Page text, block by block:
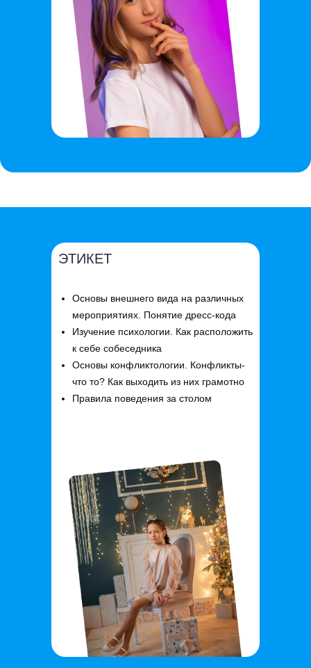
ЭТИКЕТ
Основы внешнего вида на различных
мероприятиях. Понятие дресс-кода
Изучение психологии. Как расположить
к себе собеседника
Основы конфликтологии. Конфликты-
что то? Как выходить из них грамотно
Правила поведения за столом